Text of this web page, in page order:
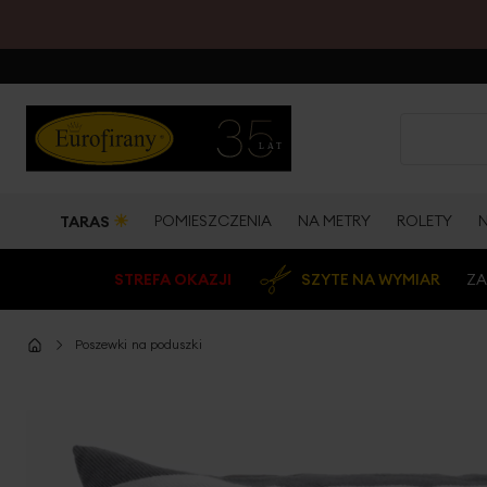
TARAS ☀ POMIESZCZENIA NA METRY ROLETY
STREFA OKAZJI SZYTE NA WYMIAR
Poszewki na poduszki